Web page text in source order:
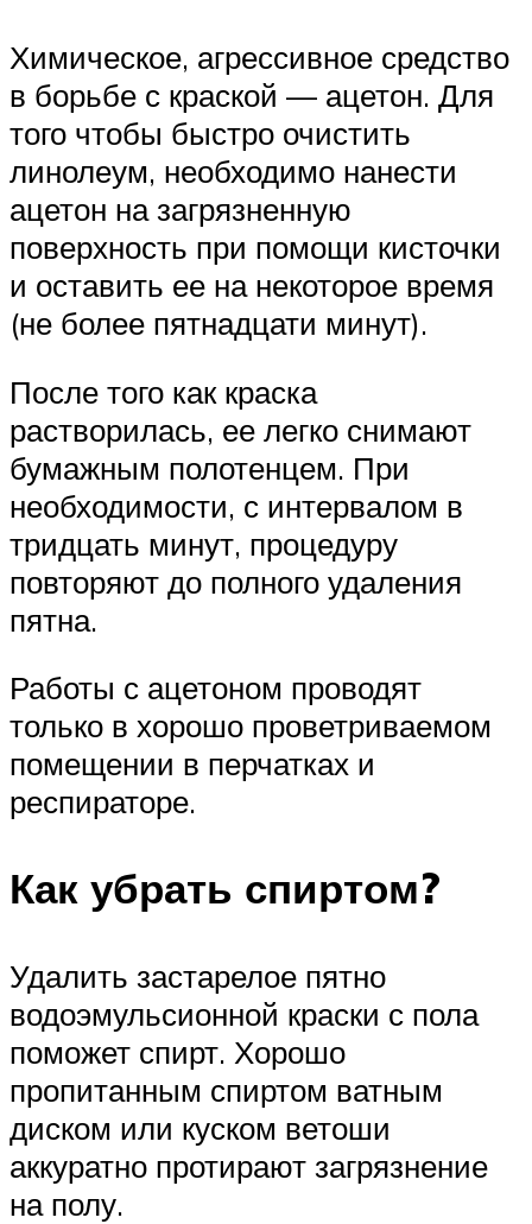
Химическое, агрессивное средство
в борьбе с краской — ацетон. Для
того чтобы быстро очистить
линолеум, необходимо нанести
ацетон на загрязненную
поверхность при помощи кисточки
и оставить ее на некоторое время
(не более пятнадцати минут).
После того как краска
растворилась, ее легко снимают
бумажным полотенцем. При
необходимости, с интервалом в
тридцать минут, процедуру
повторяют до полного удаления
пятна.
Работы с ацетоном проводят
только в хорошо проветриваемом
помещении в перчатках и
респираторе.
Как убрать спиртом?
Удалить застарелое пятно
водоэмульсионной краски с пола
поможет спирт. Хорошо
пропитанным спиртом ватным
диском или куском ветоши
аккуратно протирают загрязнение
на полу.